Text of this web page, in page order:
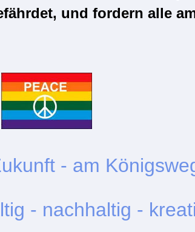
und fordern alle
- am
- nachhaltig -